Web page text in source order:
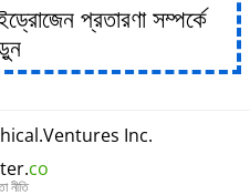
প্রতারণা সম্পর্কে
.Ventures Inc.
co
নীতি